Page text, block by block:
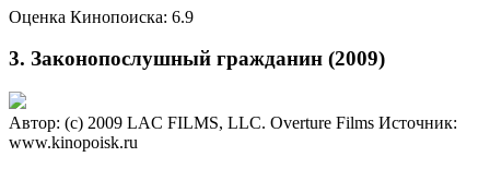
Оценка Кинопоиска: 6.9
3. Законопослушный гражданин (2009)
Автор: (c) 2009 LAC FILMS, LLC. Overture Films Источник:
www.kinopoisk.ru